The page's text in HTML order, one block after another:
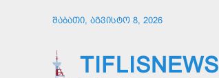
ᲨᲐᲑᲐᲗᲘ, ᲐᲒᲕᲘᲡᲢᲝ 8, 2026
TIFLISNEWS